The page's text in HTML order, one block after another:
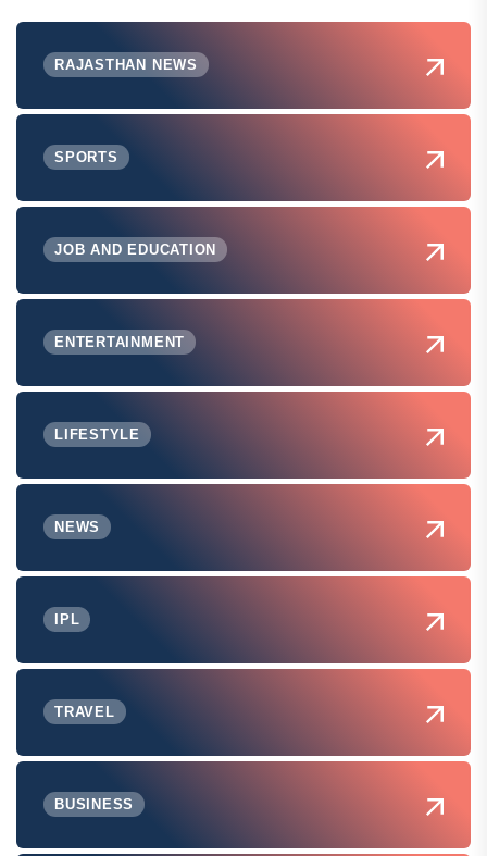
RAJASTHAN NEWS
SPORTS
JOB AND EDUCATION
ENTERTAINMENT
LIFESTYLE
NEWS
IPL
TRAVEL
BUSINESS